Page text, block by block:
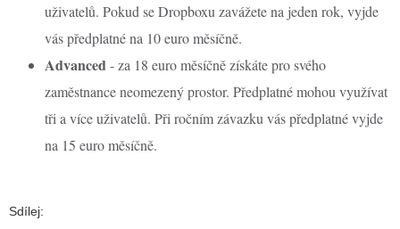
uživatelů. Pokud se Dropboxu zavážete na jeden rok, vyjde
vás předplatné na 10 euro měsíčně.
Advanced- za 18 euro měsíčně získáte pro svého
zaměstnance neomezený prostor. Předplatné mohou využívat
tři a více uživatelů. Při ročním závazku vás předplatné vyjde
na 15 euro měsíčně.
Sdílej: